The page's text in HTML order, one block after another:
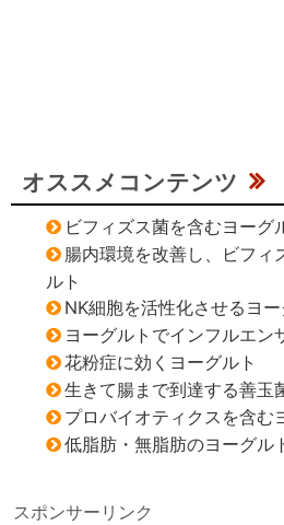
オススメコンテンツ
ビフィズス菌を含むヨーグ
腸内環境を改善し、ビフィ
ルト
NK細胞を活性化させるヨー
ヨーグルトでインフルエン
花粉症に効くヨーグルト
生きて腸まで到達する善玉
プロバイオティクスを含む
低脂肪・無脂肪のヨーグル
スポンサーリンク